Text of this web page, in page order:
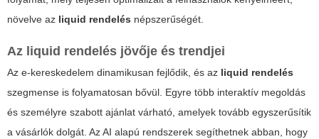
növelve az liquid rendelés népszerűségét.
Az liquid rendelés jövője és trendjei
Az e-kereskedelem dinamikusan fejlődik, és az liquid rendelés
szegmense is folyamatosan bővül. Egyre több interaktív megoldás
és személyre szabott ajánlat várható, amelyek tovább egyszerűsítik
a vásárlók dolgát. Az AI alapú rendszerek segíthetnek abban, hogy